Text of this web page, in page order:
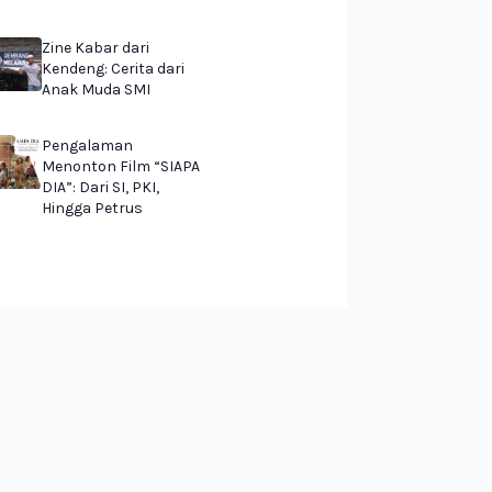
Zine Kabar dari
Kendeng: Cerita dari
Anak Muda SMI
Pengalaman
Menonton Film “SIAPA
DIA”: Dari SI, PKI,
Hingga Petrus